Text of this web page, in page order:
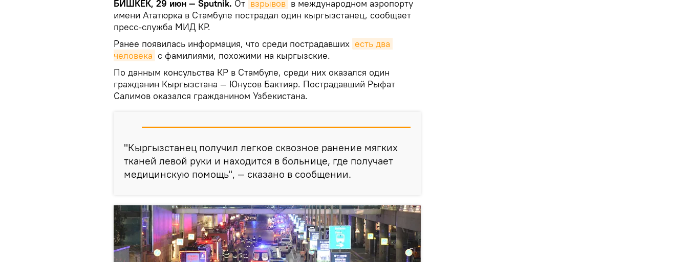
БИШКЕК, 29 июн — Sputnik. От взрывов в международном аэропорту
имени Ататюрка в Стамбуле пострадал один кыргызстанец, сообщает
пресс-служба МИД КР.
Ранее появилась информация, что среди пострадавших есть два
человека с фамилиями, похожими на кыргызские.
По данным консульства КР в Стамбуле, среди них оказался один
гражданин Кыргызстана — Юнусов Бактияр. Пострадавший Рыфат
Салимов оказался гражданином Узбекистана.
"Кыргызстанец получил легкое сквозное ранение мягких
тканей левой руки и находится в больнице, где получает
медицинскую помощь", — сказано в сообщении.